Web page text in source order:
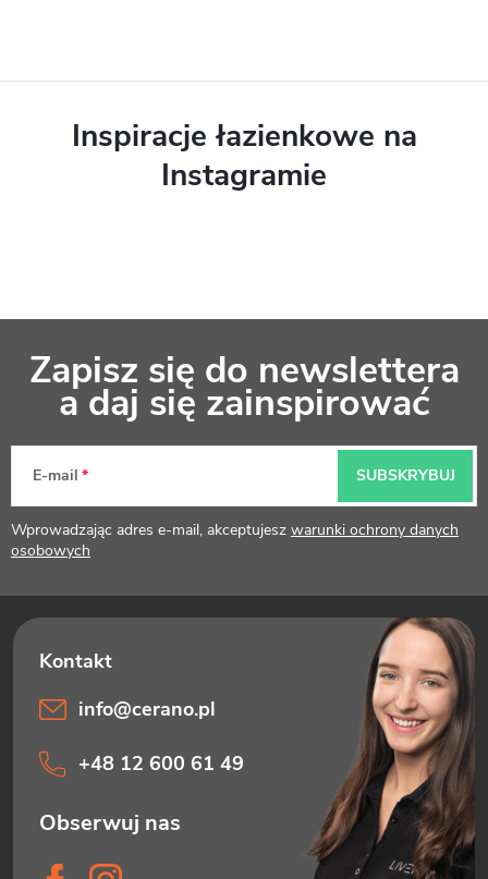
Inspiracje łazienkowe na
Instagramie
k
a
Zapisz się do newslettera
a daj się zainspirować
E-mail
Wprowadzając adres e-mail, akceptujesz warunki ochrony danych
osobowych
SUBSKRYBUJ
info@cerano.pl
+48 12 600 61 49